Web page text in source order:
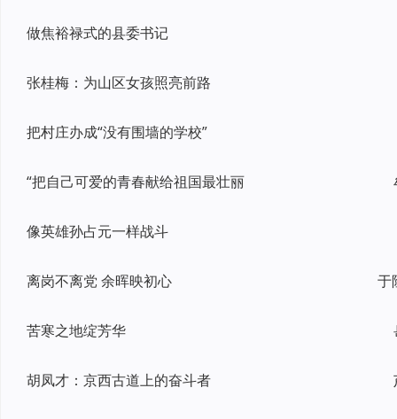
做焦裕禄式的县委书记
张桂梅：为山区女孩照亮前路
把村庄办成“没有围墙的学校”
“把自己可爱的青春献给祖国最壮丽
像英雄孙占元一样战斗
离岗不离党 余晖映初心 于
苦寒之地绽芳华
胡凤才：京西古道上的奋斗者